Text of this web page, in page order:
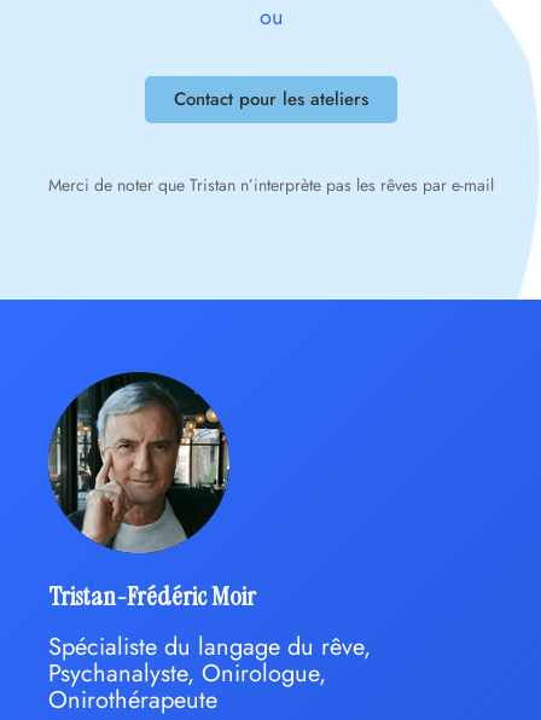
ou
Contact pour les ateliers
Merci de noter que Tristan n’interprète pas les rêves par e-mail
Tristan-Frédéric Moir
Spécialiste du langage du rêve,
Psychanalyste, Onirologue,
Onirothérapeute